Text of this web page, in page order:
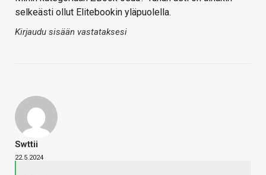
selkeästi ollut Elitebookin yläpuolella.
Kirjaudu sisään vastataksesi
Swttii
22.5.2024